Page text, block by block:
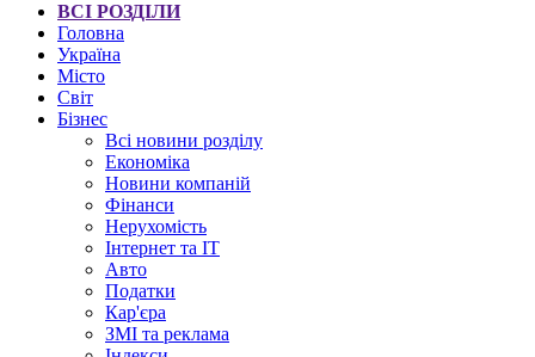
ВСІ РОЗДІЛИ
Головна
Україна
Місто
Світ
Бізнес
Всі новини розділу
Економіка
Новини компаній
Фінанси
Нерухомість
Інтернет та IT
Авто
Податки
Кар'єра
ЗМІ та реклама